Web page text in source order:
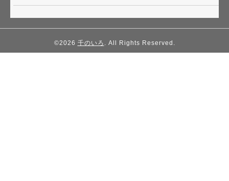
©2026 千のいろ . All Rights Reserved.